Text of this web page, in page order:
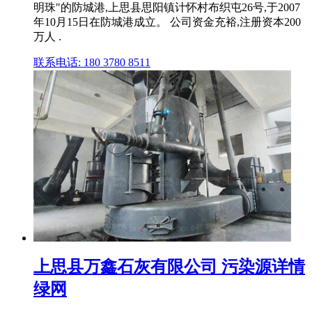
明珠"的防城港,上思县思阳镇计怀村布织屯26号,于2007
年10月15日在防城港成立。 公司资金充裕,注册资本200
万人 .
联系电话: 180 3780 8511
上思县万鑫石灰有限公司 污染源详情
绿网